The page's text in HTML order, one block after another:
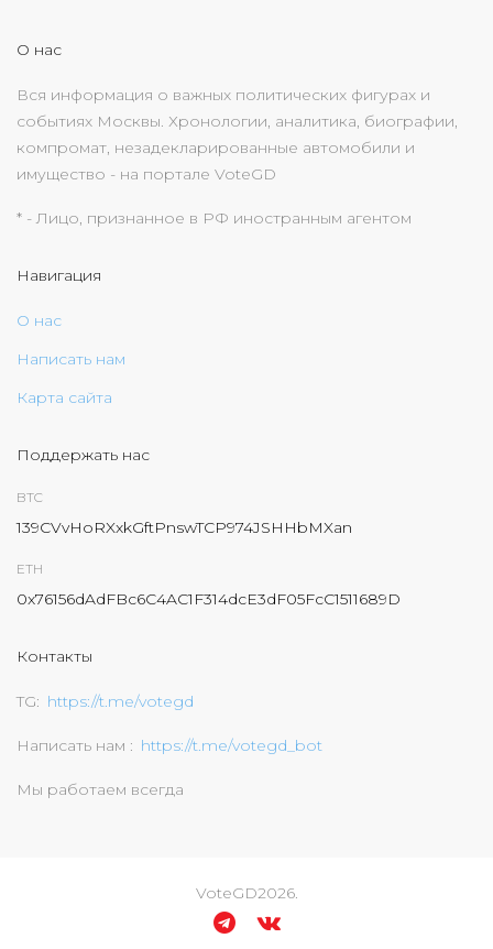
О нас
Вся информация о важных политических фигурах и
событиях Москвы. Хронологии, аналитика, биографии,
компромат, незадекларированные автомобили и
имущество - на портале VoteGD
* - Лицо, признанное в РФ иностранным агентом
Навигация
О нас
Написать нам
Карта сайта
Поддержать нас
BTC
139CVvHoRXxkGftPnswTCP974JSHHbMXan
ETH
0x76156dAdFBc6C4AC1F314dcE3dF05FcC1511689D
Контакты
TG https://t.me/votegd
Написать нам https://t.me/votegd_bot
Мы работаем всегда
VoteGD2026.